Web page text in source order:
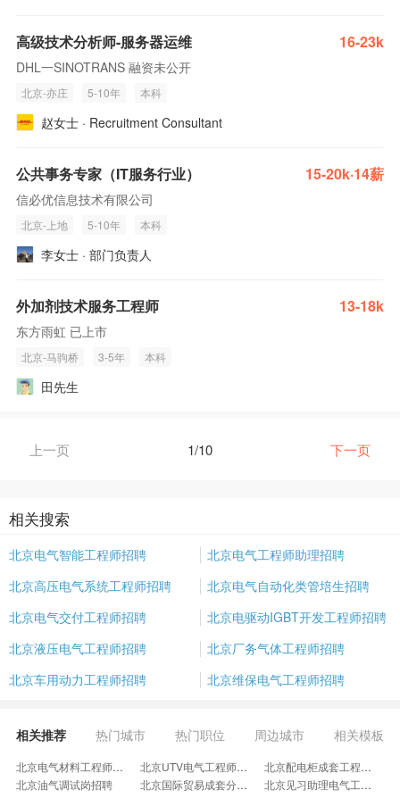
高级技术分析师-服务器运维 16-23k
DHL一SINOTRANS 融资未公开
北京-亦庄 5-10年 本科
赵女士 · Recruitment Consultant
公共事务专家（IT服务行业） 15-20k·14薪
信必优信息技术有限公司
北京-上地 5-10年 本科
李女士 · 部门负责人
外加剂技术服务工程师 13-18k
东方雨虹 已上市
北京-马驹桥 3-5年 本科
田先生
上一页 1/10 下一页
相关搜索
北京电气智能工程师招聘
北京电气工程师助理招聘
北京高压电气系统工程师招聘
北京电气自动化类管培生招聘
北京电气交付工程师招聘
北京电驱动IGBT开发工程师招聘
北京液压电气工程师招聘
北京厂务气体工程师招聘
北京车用动力工程师招聘
北京维保电气工程师招聘
相关推荐 热门城市 热门职位 周边城市 相关模板
北京电气材料工程师招聘 北京UTV电气工程师招聘
北京配电柜成套工程师招聘
北京油气调试岗招聘
北京国际贸易成套分公司招聘
北京见习助理电气工程师招聘